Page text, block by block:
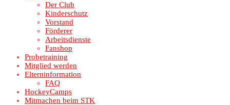
Der Club
Kinderschutz
Vorstand
Förderer
Arbeitsdienste
Fanshop
Probetraining
Mitglied werden
Elterninformation
FAQ
HockeyCamps
Mitmachen beim STK